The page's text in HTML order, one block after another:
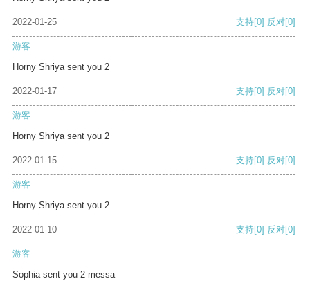
2022-01-25 支持[0] 反对[0]
游客
Horny Shriya sent you 2
2022-01-17 支持[0] 反对[0]
游客
Horny Shriya sent you 2
2022-01-15 支持[0] 反对[0]
游客
Horny Shriya sent you 2
2022-01-10 支持[0] 反对[0]
游客
Sophia sent you 2 messa